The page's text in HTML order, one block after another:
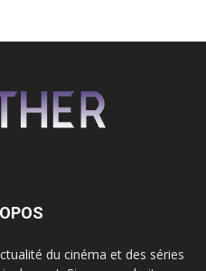
du cinéma et des séries